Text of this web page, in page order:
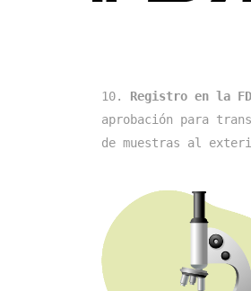
10.
aprobación para
de muestras al